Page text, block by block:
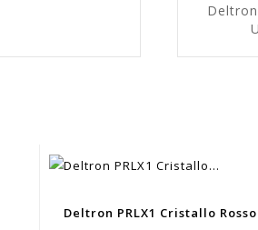
Deltron PRLX1 Cristallo Rosso